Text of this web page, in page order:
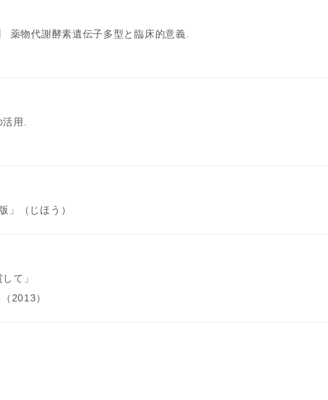
薬物代謝酵素遺伝子多型と臨床的意義.
用.
」（じほう）
て」
2013）